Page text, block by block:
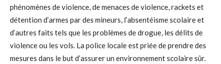
phénomènes de violence, de menaces de violence, rackets et
détention d’armes par des mineurs, l’absentéisme scolaire et
d’autres faits tels que les problèmes de drogue, les délits de
violence ou les vols. La police locale est priée de prendre des
mesures dans le but d’assurer un environnement scolaire sûr.